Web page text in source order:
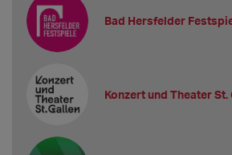
Bad Hersfelder
Konzert und Theater St.